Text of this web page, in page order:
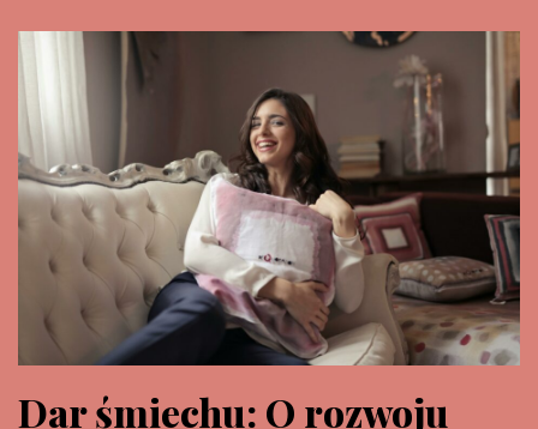
Dar śmiechu: O rozwoju